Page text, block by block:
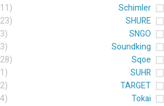
Schimler
(11)
SHURE
(23)
SNGO
(3)
Soundking
(3)
Sqoe
(28)
SUHR
(1)
TARGET
(2)
Tokai
(4)